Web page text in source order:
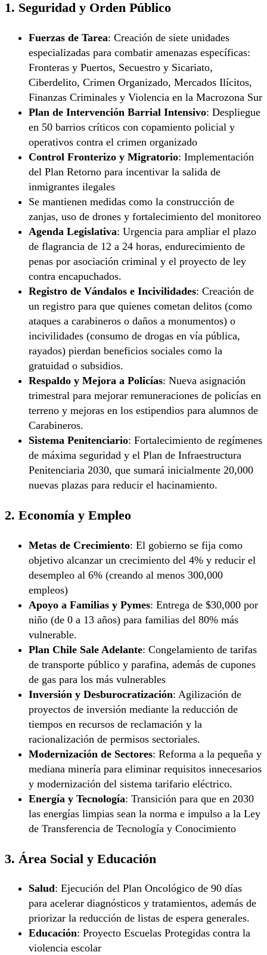
1. Seguridad y Orden Público
Fuerzas de Tarea: Creación de siete unidades
especializadas para combatir amenazas específicas:
Fronteras y Puertos, Secuestro y Sicariato,
Ciberdelito, Crimen Organizado, Mercados Ilícitos,
Finanzas Criminales y Violencia en la Macrozona Sur
Plan de Intervención Barrial Intensivo: Despliegue
en 50 barrios críticos con copamiento policial y
operativos contra el crimen organizado
Control Fronterizo y Migratorio: Implementación
del Plan Retorno para incentivar la salida de
inmigrantes ilegales
Se mantienen medidas como la construcción de
zanjas, uso de drones y fortalecimiento del monitoreo
Agenda Legislativa: Urgencia para ampliar el plazo
de flagrancia de 12 a 24 horas, endurecimiento de
penas por asociación criminal y el proyecto de ley
contra encapuchados.
Registro de Vándalos e Incivilidades: Creación de
un registro para que quienes cometan delitos (como
ataques a carabineros o daños a monumentos) o
incivilidades (consumo de drogas en vía pública,
rayados) pierdan beneficios sociales como la
gratuidad o subsidios.
Respaldo y Mejora a Policías: Nueva asignación
trimestral para mejorar remuneraciones de policías en
terreno y mejoras en los estipendios para alumnos de
Carabineros.
Sistema Penitenciario: Fortalecimiento de regímenes
de máxima seguridad y el Plan de Infraestructura
Penitenciaria 2030, que sumará inicialmente 20,000
nuevas plazas para reducir el hacinamiento.
2. Economía y Empleo
Metas de Crecimiento: El gobierno se fija como
objetivo alcanzar un crecimiento del 4% y reducir el
desempleo al 6% (creando al menos 300,000
empleos)
Apoyo a Familias y Pymes: Entrega de $30,000 por
niño (de 0 a 13 años) para familias del 80% más
vulnerable.
Plan Chile Sale Adelante: Congelamiento de tarifas
de transporte público y parafina, además de cupones
de gas para los más vulnerables
Inversión y Desburocratización: Agilización de
proyectos de inversión mediante la reducción de
tiempos en recursos de reclamación y la
racionalización de permisos sectoriales.
Modernización de Sectores: Reforma a la pequeña y
mediana minería para eliminar requisitos innecesarios
y modernización del sistema tarifario eléctrico.
Energía y Tecnología: Transición para que en 2030
las energías limpias sean la norma e impulso a la Ley
de Transferencia de Tecnología y Conocimiento
3. Área Social y Educación
Salud: Ejecución del Plan Oncológico de 90 días
para acelerar diagnósticos y tratamientos, además de
priorizar la reducción de listas de espera generales.
Educación: Proyecto Escuelas Protegidas contra la
violencia escolar